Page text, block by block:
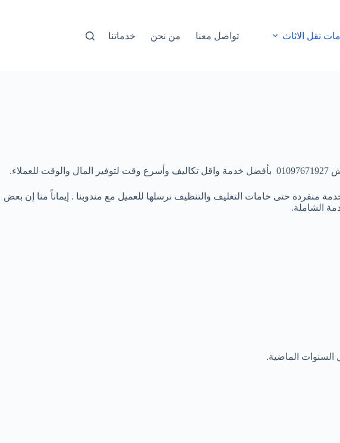
نقل الاثاث تواصل معنا من نحن خدماتنا
حتى خامات التغليف والتنظيف نرسلها للعميل مع مندوبنا . إيماناً منا إن بعض
الشاملة.
السنوات الماضية.